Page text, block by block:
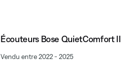
Écouteurs Bose QuietComfort II
Vendu entre 2022 - 2025